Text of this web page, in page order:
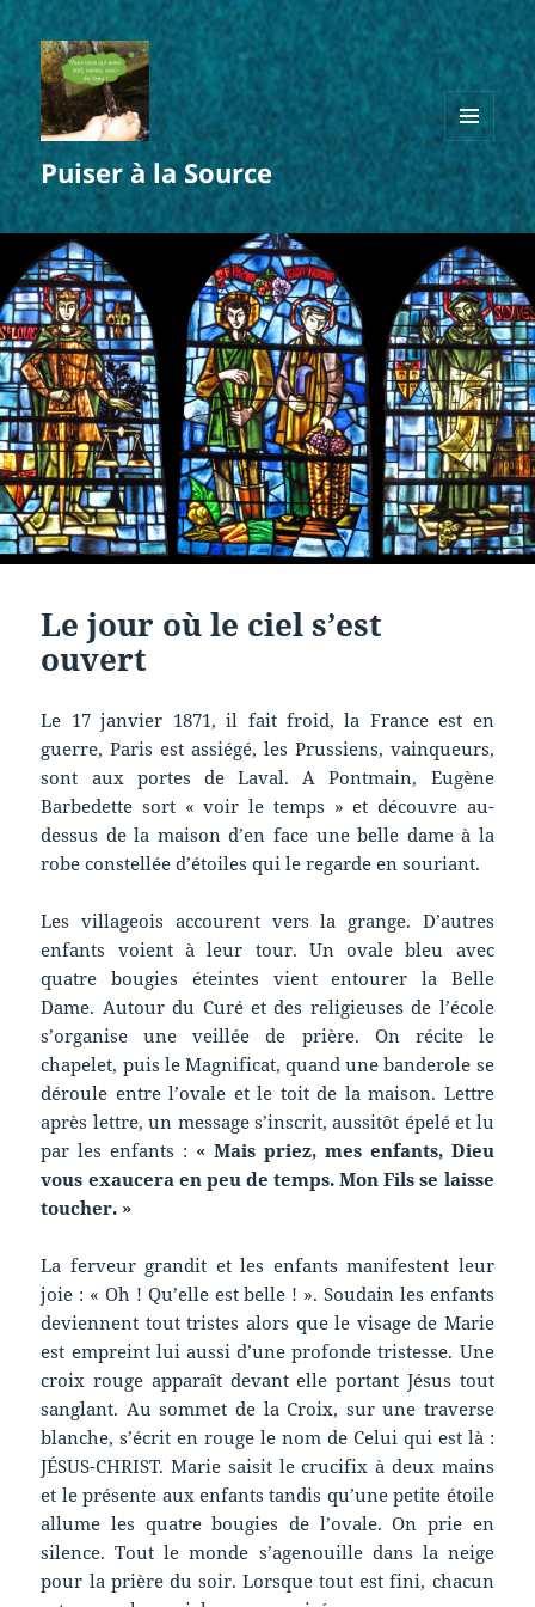
Puiser à la Source
MENU
ET
WIDGETS
Le jour où le ciel s’est
ouvert
Le 17 janvier 1871, il fait froid, la France est en
guerre, Paris est assiégé, les Prussiens, vainqueurs,
sont aux portes de Laval. A Pontmain, Eugène
Barbedette sort « voir le temps » et découvre au-
dessus de la maison d’en face une belle dame à la
robe constellée d’étoiles qui le regarde en souriant.
Les villageois accourent vers la grange. D’autres
enfants voient à leur tour. Un ovale bleu avec
quatre bougies éteintes vient entourer la Belle
Dame. Autour du Curé et des religieuses de l’école
s’organise une veillée de prière. On récite le
chapelet, puis le Magnificat, quand une banderole se
déroule entre l’ovale et le toit de la maison. Lettre
après lettre, un message s’inscrit, aussitôt épelé et lu
par les enfants : « Mais priez, mes enfants, Dieu
vous exaucera en peu de temps. Mon Fils se laisse
toucher. »
La ferveur grandit et les enfants manifestent leur
joie : « Oh ! Qu’elle est belle ! ». Soudain les enfants
deviennent tout tristes alors que le visage de Marie
est empreint lui aussi d’une profonde tristesse. Une
croix rouge apparaît devant elle portant Jésus tout
sanglant. Au sommet de la Croix, sur une traverse
blanche, s’écrit en rouge le nom de Celui qui est là :
JÉSUS-CHRIST. Marie saisit le crucifix à deux mains
et le présente aux enfants tandis qu’une petite étoile
allume les quatre bougies de l’ovale. On prie en
silence. Tout le monde s’agenouille dans la neige
pour la prière du soir. Lorsque tout est fini, chacun